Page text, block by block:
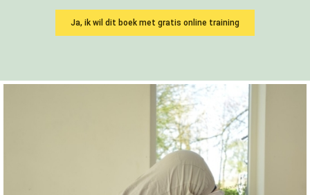
Ja, ik wil dit boek met gratis online training